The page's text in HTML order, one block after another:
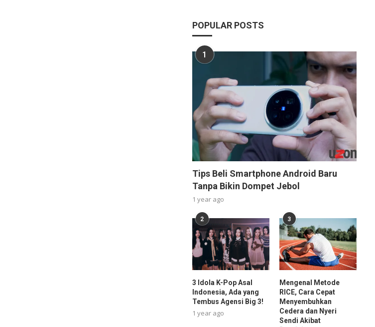
POPULAR POSTS
1
Tips Beli Smartphone Android Baru
Tanpa Bikin Dompet Jebol
1 year ago
2
3 Idola K-Pop Asal
Indonesia, Ada yang
Tembus Agensi Big 3!
1 year ago
3
Mengenal Metode
RICE, Cara Cepat
Menyembuhkan
Cedera dan Nyeri
Sendi Akibat